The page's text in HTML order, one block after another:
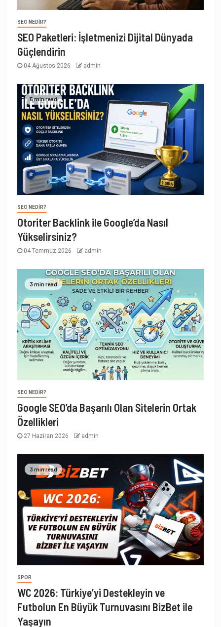
SEO NEDIR?
SEO Paketleri: İşletmenizi Dijital Dünyada
Güçlendirin
04 Ağustos 2026 admin
5 min read
SEO NEDIR?
Otoriter Backlink ile Google’da Nasıl
Yükselirsiniz?
04 Temmuz 2026 admin
3 min read
SEO NEDIR?
Google SEO’da Başarılı Olan Sitelerin Ortak
Özellikleri
27 Haziran 2026 admin
3 min read
SPOR
WC 2026: Türkiye’yi Destekleyin ve
Futbolun En Büyük Turnuvasını BizBet ile
Yaşayın